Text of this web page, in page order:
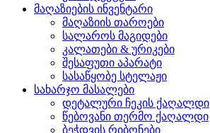
მაღაზიების ინვენტარი
მაღაზიის თაროები
სალაროს მაგიდები
კალათები & ურიკები
შესაფუთი აპარატი
სასაწყობე სტელაჟი
სახარჯო მასალები
დეტალური ჩეკის ქაღალდი
წებოვანი თერმო ქაღალდი
ბეჭდვის რიბონები